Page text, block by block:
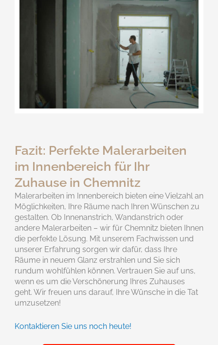
Fazit: Perfekte Malerarbeiten
im Innenbereich für Ihr
Zuhause in Chemnitz
Malerarbeiten im Innenbereich bieten eine Vielzahl an
Möglichkeiten, Ihre Räume nach Ihren Wünschen zu
gestalten. Ob Innenanstrich, Wandanstrich oder
andere Malerarbeiten – wir für Chemnitz bieten Ihnen
die perfekte Lösung. Mit unserem Fachwissen und
unserer Erfahrung sorgen wir dafür, dass Ihre
Räume in neuem Glanz erstrahlen und Sie sich
rundum wohlfühlen können. Vertrauen Sie auf uns,
wenn es um die Verschönerung Ihres Zuhauses
geht. Wir freuen uns darauf, Ihre Wünsche in die Tat
umzusetzen!
Kontaktieren Sie uns noch heute!